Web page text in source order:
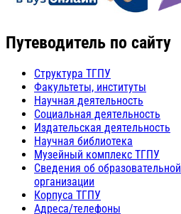
Путеводитель по сайту
Структура ТГПУ
Факультеты, институты
Научная деятельность
Социальная деятельность
Издательская деятельность
Научная библиотека
Музейный комплекс ТГПУ
Сведения об образовательной
организации
Корпуса ТГПУ
Адреса/телефоны